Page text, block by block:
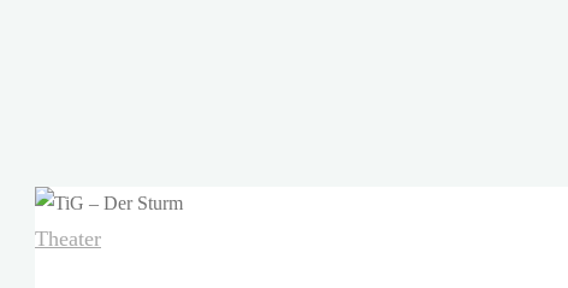
Theater